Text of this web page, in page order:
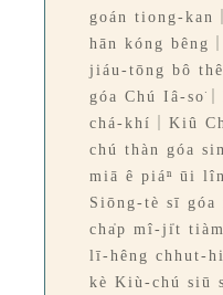
goán tiong-kan
hān kóng bêng
jiáu-tōng bô
góa Chú Iâ-so͘
chá-khí｜Kiû
chú thàn góa
miā ê piáⁿ ūi
Siōng-tè sī góa
cha̍p mî-ji̍t
lī-hêng chhut-
kè Kiù-chú siū